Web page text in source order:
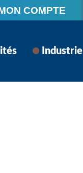
COMPTE
Industrie